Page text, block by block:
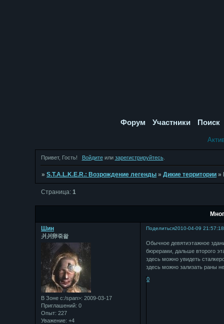
Форум Участники Поиск
Привет, Гость! Войдитеили зарегистрируйтесь.
»S.T.A.L.K.E.R.: Возрождение легенды »Дикие территории »
Страница:1
Поделиться2010-04-09 21:57:18
Шин
⽙⽙卵죾왍
В Зоне с:/span>: 2009-03-17
Приглашений: 0
Опыт: 227
Уважение: +4
Обычное девятиэтажное
бюрерами, дальше второго
здесь можно увидеть
здесь можно зализать раны
0